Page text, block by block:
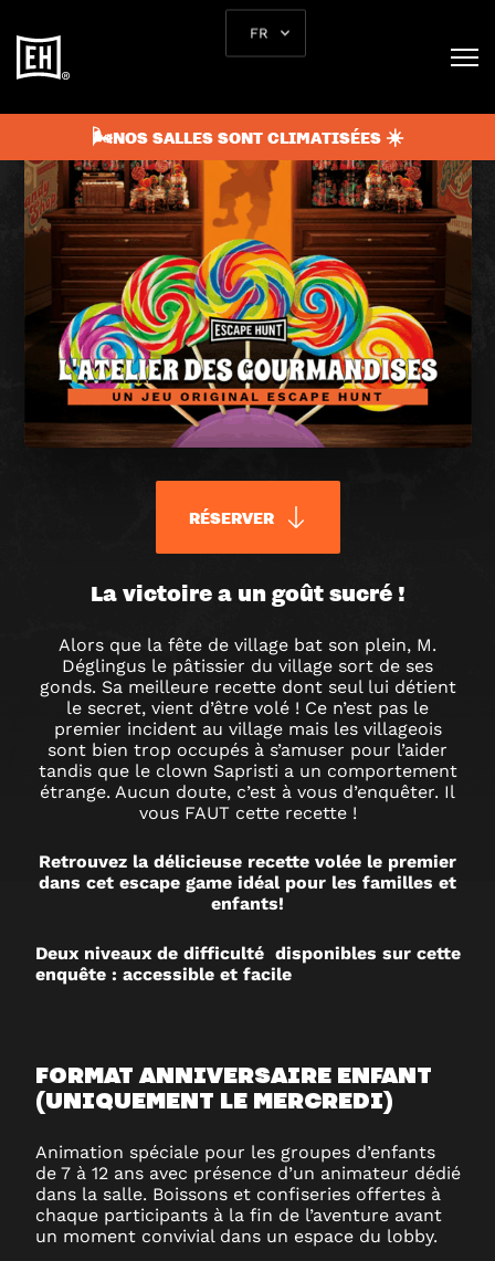
FR
🌬️NOS SALLES SONT CLIMATISÉES ☀️
L’ATELIER
DES
GOURMANDISES
ESCAPE
GAME
À
BELFORT
La victoire a un goût sucré !
Alors que la fête de village bat son plein, M.
Déglingus le pâtissier du village sort de ses
gonds. Sa meilleure recette dont seul lui détient
le secret, vient d’être volé ! Ce n’est pas le
premier incident au village mais les villageois
sont bien trop occupés à s’amuser pour l’aider
tandis que le clown Sapristi a un comportement
étrange. Aucun doute, c’est à vous d’enquêter. Il
vous FAUT cette recette !
Retrouvez la délicieuse recette volée le premier
dans cet escape game idéal pour les familles et
enfants!
Deux niveaux de difficulté disponibles sur cette
enquête : accessible et facile
FORMAT ANNIVERSAIRE ENFANT
(UNIQUEMENT LE MERCREDI)
Animation spéciale pour les groupes d’enfants
de 7 à 12 ans avec présence d’un animateur dédié
dans la salle. Boissons et confiseries offertes à
chaque participants à la fin de l’aventure avant
un moment convivial dans un espace du lobby.
RÉSERVER